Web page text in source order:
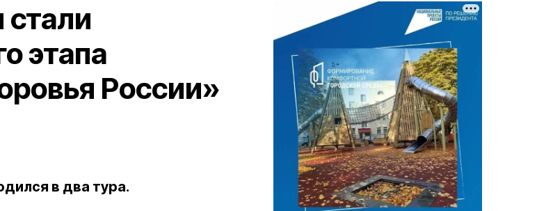
стали
этапа
России»
в два тура.